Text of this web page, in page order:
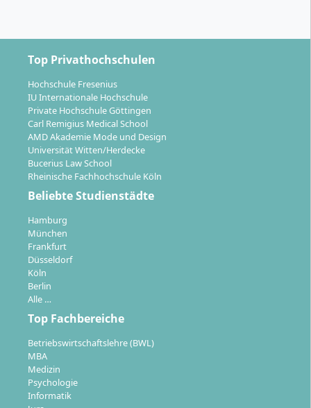
September
Studienmodell als Mix aus betreutem
Selbststudium, Präsenzterminen an der
Hochschule in Hameln und virtuellen
Veranstaltungen
Präsenzphasen finden etwa alle drei bis vier
Wochen für jeweils einen Freitagnachmittag und
Zwischen den Präsenzterminen arbeitest du
eigenständig im Selbststudium
Ergänzende Online-Veranstaltungen bieten die
Möglichkeit zu Rückfragen, Diskussionen und
Lerngruppenarbeit
Die Termine werden frühzeitig veröffentlicht,
sodass eine gute Planbarkeit mit dem Beruf
sichergestellt ist
Das Studium schließt mit einer Bachelorarbeit und
einem Kolloquium ab. Über ein individuelles
Top Privathochschulen
Hochschule Fresenius
IU Internationale Hochschule
Private Hochschule Göttingen
Carl Remigius Medical School
AMD Akademie Mode und Design
Universität Witten/Herdecke
Bucerius Law School
Rheinische Fachhochschule Köln
Beliebte Studienstädte
Hamburg
München
Frankfurt
Düsseldorf
Köln
Berlin
Alle …
Top Fachbereiche
Betriebswirtschaftslehre (BWL)
MBA
Medizin
Psychologie
Informatik